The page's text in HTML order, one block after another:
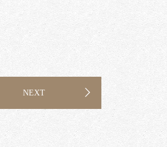
NEXT